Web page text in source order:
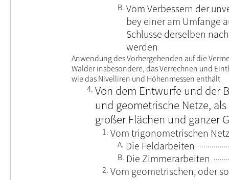
B. Vom Verbessern der
bey einer am Umfange
Schlusse derselben
werden
Anwendung des Vorhergehenden auf die
Wälder insbesondere, das Verrechnen und
wie das Nivelliren und Höhenmessen enthält
4. Von dem Entwurfe und der
und geometrische Netze,
großer Flächen und ganzer
1. Vom trigonometrischen
A. Die Feldarbeiten
B. Die Zimmerarbeiten
2. Vom geometrischen, oder